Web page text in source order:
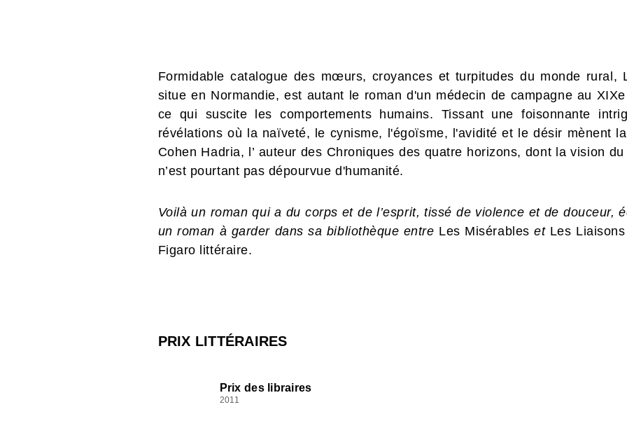
Formidable catalogue des mœurs, croyances et turpitudes du monde
situe en Normandie, est autant le roman d'un médecin de campagne au
ce qui suscite les comportements humains. Tissant une foisonnante
révélations où la naïveté, le cynisme, l'égoïsme, l'avidité et le désir mènent
Cohen Hadria, l’ auteur des Chroniques des quatre horizons, dont la vision
n’est pourtant pas dépourvue d'humanité.
Voilà un roman qui a du corps et de l’esprit, tissé de violence et de douceur,
un roman à garder dans sa bibliothèque entre Les MisérablesetLes Liaisons
Figaro littéraire.
PRIX LITTÉRAIRES
Prix des libraires
2011